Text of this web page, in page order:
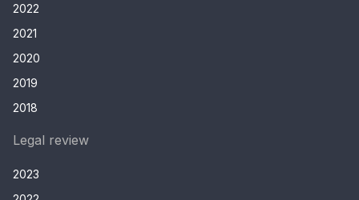
2022
2021
2020
2019
2018
Legal review
2023